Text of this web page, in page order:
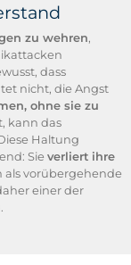
zu wehren,
dass
nicht, die Angst
ohne sie zu
kann das
Haltung
Sie verliert ihre
als vorübergehende
einer der